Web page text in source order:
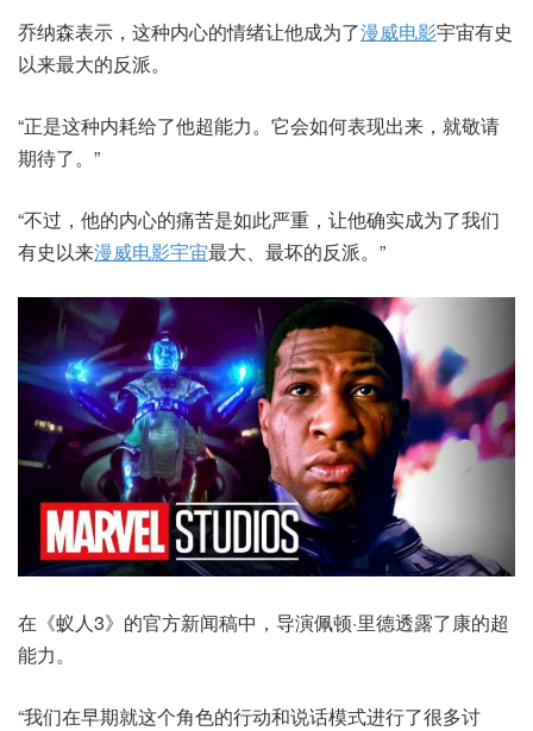
乔纳森表示，这种内心的情绪让他成为了漫威电影宇宙有史
以来最大的反派。
“正是这种内耗给了他超能力。它会如何表现出来，就敬请
期待了。”
“不过，他的内心的痛苦是如此严重，让他确实成为了我们
有史以来漫威电影宇宙最大、最坏的反派。”
在《蚁人3》的官方新闻稿中，导演佩顿·里德透露了康的超
能力。
“我们在早期就这个角色的行动和说话模式进行了很多讨